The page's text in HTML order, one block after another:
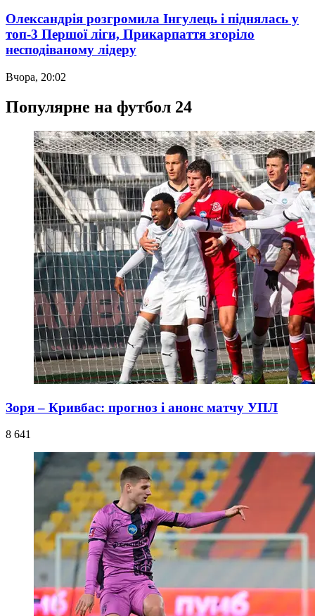
Олександрія розгромила Інгулець і піднялась у
топ-3 Першої ліги, Прикарпаття згоріло
несподіваному лідеру
Вчора, 20:02
Популярне на футбол 24
Зоря – Кривбас: прогноз і анонс матчу УПЛ
8 641